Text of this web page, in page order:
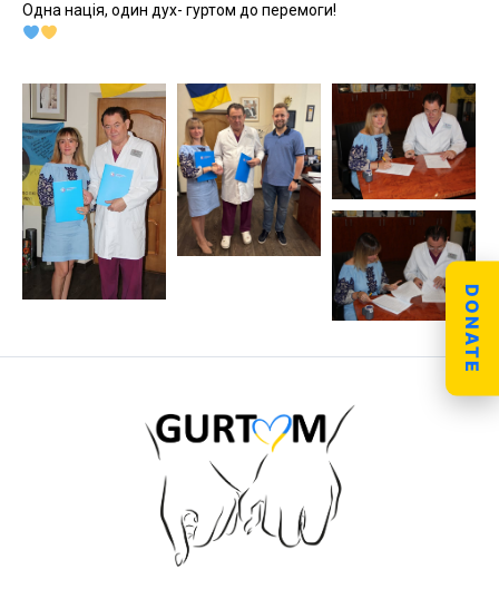
Одна нація, один дух- гуртом до перемоги!
DONATE